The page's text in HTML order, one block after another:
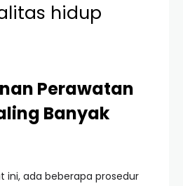
hidup
Perawatan
Banyak
ini, ada beberapa prosedur